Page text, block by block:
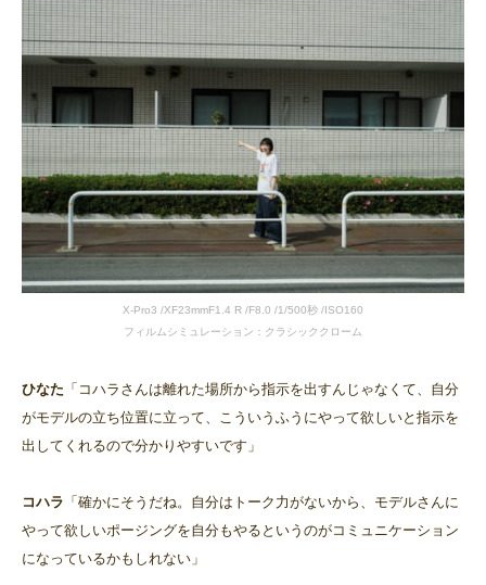
X-Pro3 /XF23mmF1.4 R /F8.0 /1/500秒 /ISO160
フィルムシミュレーション：クラシッククローム
ひなた 「コハラさんは離れた場所から指示を出すんじゃなくて、自分
がモデルの立ち位置に立って、こういうふうにやって欲しいと指示を
出してくれるので分かりやすいです」
コハラ 「確かにそうだね。自分はトーク力がないから、モデルさんに
やって欲しいポージングを自分もやるというのがコミュニケーション
になっているかもしれない」